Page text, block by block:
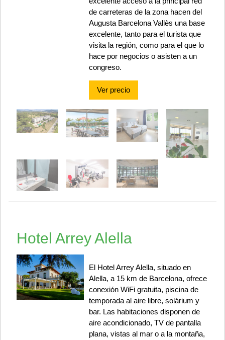
de carreteras de la zona hacen del
Augusta Barcelona Vallès una base
excelente, tanto para el turista que
visita la región, como para el que lo
hace por negocios o asisten a un
congreso.
Ver precio
Hotel Arrey Alella
El Hotel Arrey Alella, situado en
Alella, a 15 km de Barcelona, ofrece
conexión WiFi gratuita, piscina de
temporada al aire libre, solárium y
bar. Las habitaciones disponen de
aire acondicionado, TV de pantalla
plana, vistas al mar o a la montaña,